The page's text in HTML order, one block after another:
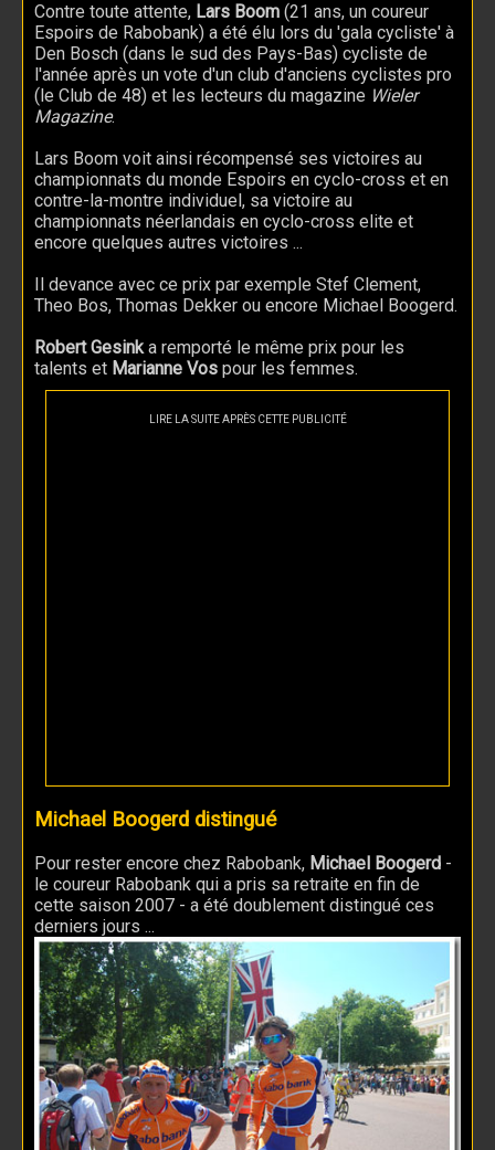
Contre toute attente, Lars Boom (21 ans, un coureur
Espoirs de Rabobank) a été élu lors du 'gala cycliste' à
Den Bosch (dans le sud des Pays-Bas) cycliste de
l'année après un vote d'un club d'anciens cyclistes pro
(le Club de 48) et les lecteurs du magazine Wieler
Magazine.
Lars Boom voit ainsi récompensé ses victoires au
championnats du monde Espoirs en cyclo-cross et en
contre-la-montre individuel, sa victoire au
championnats néerlandais en cyclo-cross elite et
encore quelques autres victoires ...
Il devance avec ce prix par exemple Stef Clement,
Theo Bos, Thomas Dekker ou encore Michael Boogerd.
Robert Gesinka remporté le même prix pour les
talents et Marianne Vos pour les femmes.
LIRE LA SUITE APRÈS CETTE PUBLICITÉ
Michael Boogerd distingué
Pour rester encore chez Rabobank, Michael Boogerd -
le coureur Rabobank qui a pris sa retraite en fin de
cette saison 2007 - a été doublement distingué ces
derniers jours ...